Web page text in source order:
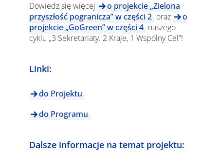
Dowiedz się więcej
o projekcie „Zielona
przyszłość pogranicza” w części 2 oraz
o
projekcie „GoGreen” w części 4 naszego
cyklu „3 Sekretariaty. 2 Kraje, 1 Wspólny Cel”!
Linki:
do Projektu
do Programu
Dalsze informacje na temat projektu: